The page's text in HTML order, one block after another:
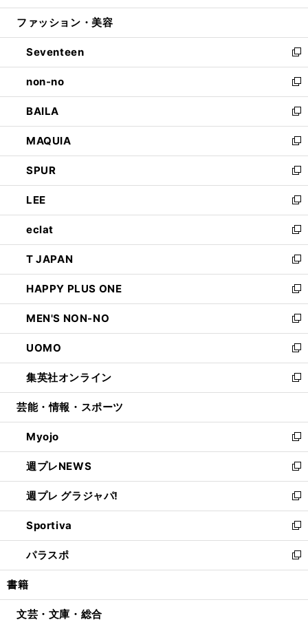
開
ウ
開
く
ン
ウ
で
開
く
ウ
ン
ド
ウ
で
開
く
ファッション・美容
Seventeen
新
し
い
ウ
ィ
ン
ド
ウ
で
開
く
non-no
新
し
い
ウ
ィ
ン
ド
ウ
で
開
く
BAILA
新
し
い
ウ
ィ
ン
ド
ウ
で
開
く
MAQUIA
新
し
い
ウ
ィ
ン
ド
ウ
で
開
く
SPUR
新
し
い
ウ
ィ
ン
ド
ウ
で
開
く
LEE
新
し
い
ウ
ィ
ン
ド
ウ
で
開
く
eclat
新
し
い
ウ
ィ
ン
ド
ウ
で
開
く
T JAPAN
新
し
い
ウ
ィ
ン
ド
ウ
で
開
HAPPY PLUS ONE
新
し
い
ウ
ィ
ン
ド
ウ
開
く
MEN'S NON-NO
新
し
い
ウ
ィ
ン
ウ
で
開
く
UOMO
新
し
い
ウ
ン
ド
ウ
で
開
く
集英社オンライン
新
し
ウ
ィ
ン
ド
ウ
で
開
く
芸能・情報・スポーツ
Myojo
新
し
い
ウ
ィ
ン
ド
ウ
で
開
週プレNEWS
新
し
い
ウ
ィ
ン
ド
ウ
開
週プレ グラジャパ!
新
し
い
ウ
ィ
ン
ウ
Sportiva
新
し
い
ウ
ン
パラスポ
新
し
ウ
書籍
文芸・文庫・総合